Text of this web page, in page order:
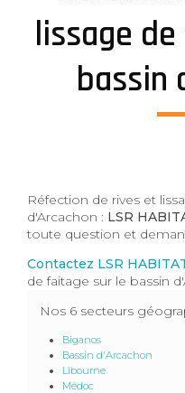
lissage
bassin
Réfection de rives et
d'Arcachon : LSR
toute question et
Contactez LSR
de faitage sur le bassin
Nos 6 secteurs
Biganos
Bassin d'Arcachon
Libourne
Médoc